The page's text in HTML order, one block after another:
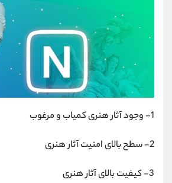
1- وجود آثار هنری کمیاب و مرغوب
2- سطح بالای امنیت آثار هنری
3- کیفیت بالای آثار هنری